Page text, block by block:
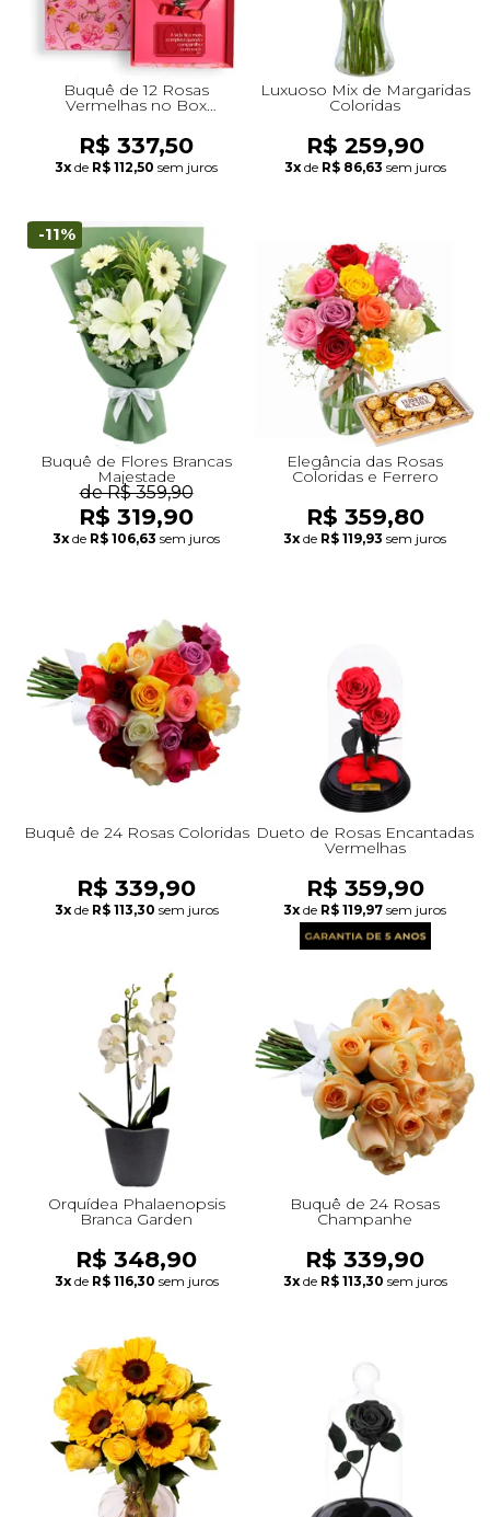
Buquê de 12 Rosas
Vermelhas no Box
R$ 337,50
3x de R$ 112,50 sem juros
Luxuoso Mix de Margaridas
Coloridas
R$ 259,90
3x de R$ 86,63 sem juros
-11%
Buquê de Flores Brancas
Majestade
de R$ 359,90
R$ 319,90
3x de R$ 106,63 sem juros
Elegância das Rosas
Coloridas e Ferrero
R$ 359,80
3x de R$ 119,93 sem juros
Buquê de 24 Rosas Coloridas
R$ 339,90
3x de R$ 113,30 sem juros
Dueto de Rosas Encantadas
Vermelhas
R$ 359,90
3x de R$ 119,97 sem juros
Orquídea Phalaenopsis
Branca Garden
R$ 348,90
3x de R$ 116,30 sem juros
Buquê de 24 Rosas
Champanhe
R$ 339,90
3x de R$ 113,30 sem juros